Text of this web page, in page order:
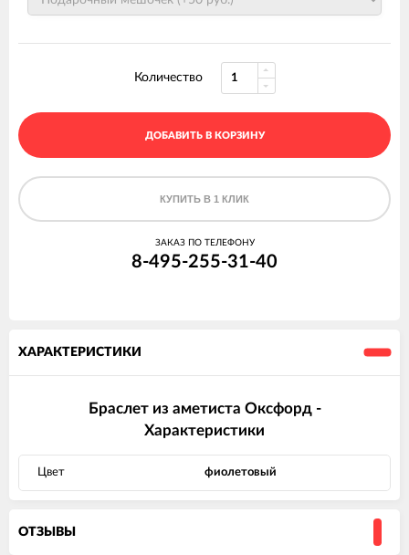
Количество
ДОБАВИТЬ В КОРЗИНУ
КУПИТЬ В 1 КЛИК
ЗАКАЗ ПО ТЕЛЕФОНУ
8-495-255-31-40
ХАРАКТЕРИСТИКИ
Браслет из аметиста Оксфорд -
Характеристики
Цвет фиолетовый
ОТЗЫВЫ